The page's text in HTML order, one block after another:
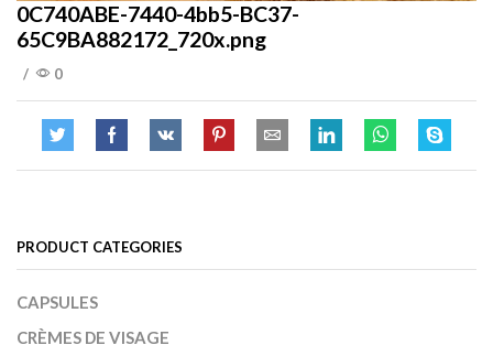
0C740ABE-7440-4bb5-BC37-
65C9BA882172_720x.png
/ 0
PRODUCT CATEGORIES
CAPSULES
CRÈMES DE VISAGE